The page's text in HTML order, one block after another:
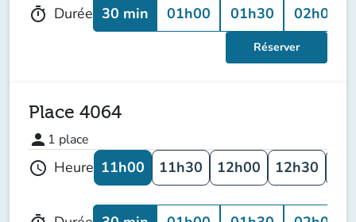
timer Durée 30 min 01h00 01h30 02h00
Réserver
Place 4064
person 1 place
schedule Heure 11h00 11h30 12h00 12h30